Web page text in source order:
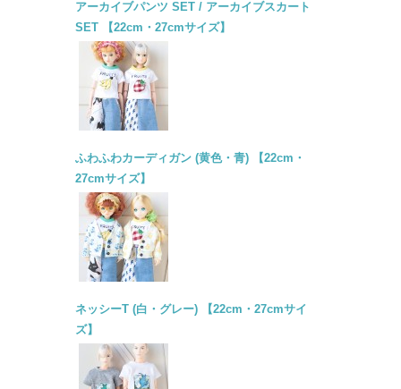
アーカイブパンツ SET / アーカイブスカート
SET 【22cm・27cmサイズ】
ふわふわカーディガン (黄色・青) 【22cm・
27cmサイズ】
ネッシーT (白・グレー) 【22cm・27cmサイ
ズ】